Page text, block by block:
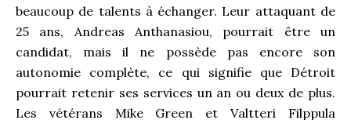
beaucoup de talents à échanger. Leur attaquant de
25 ans, Andreas Anthanasiou, pourrait être un
candidat, mais il ne possède pas encore son
autonomie complète, ce qui signifie que Détroit
pourrait retenir ses services un an ou deux de plus.
Les vétérans Mike Green et Valtteri Filppula